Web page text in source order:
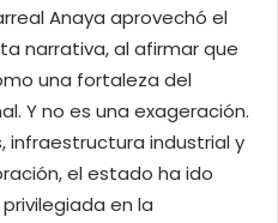
Anaya aprovechó el
narrativa, al afirmar que
una fortaleza del
Y no es una exageración.
infraestructura industrial y
el estado ha ido
en la